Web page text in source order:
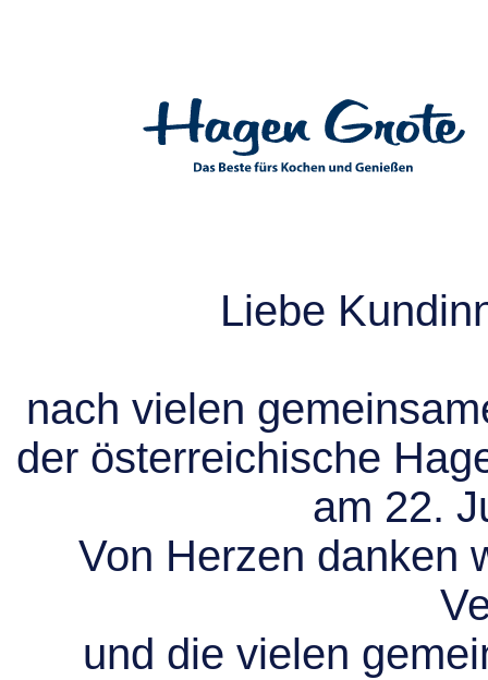
Liebe
nach vielen
der österreichische
am 22.
Von Herzen danken
und die vielen